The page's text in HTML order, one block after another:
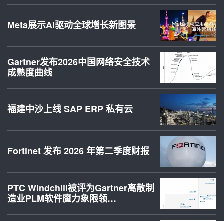
Meta展示AI驱动全球增长新图景
Gartner发布2026中国网络安全技术
成熟度曲线
福建中沙上线 SAP ERP 私有云
Fortinet 发布 2026 年第二季度财报
PTC Windchill被评为Gartner离散制
造业PLM软件魔力象限领…